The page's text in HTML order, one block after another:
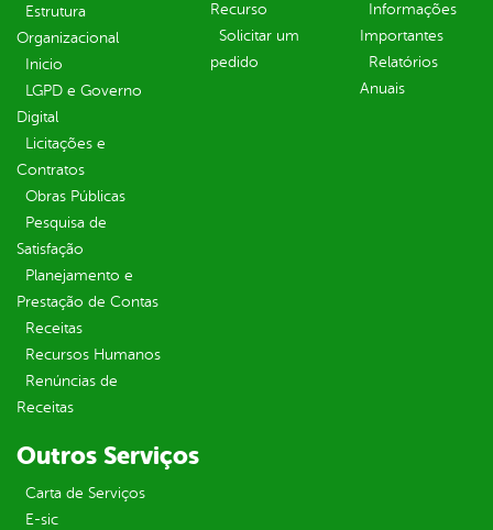
Estrutura
Organizacional
Inicio
LGPD e Governo
Digital
Licitações e
Contratos
Obras Públicas
Pesquisa de
Satisfação
Planejamento e
Prestação de Contas
Receitas
Recursos Humanos
Renúncias de
Receitas
Recurso
Solicitar um
pedido
Informações
Importantes
Relatórios
Anuais
Outros Serviços
Carta de Serviços
E-sic